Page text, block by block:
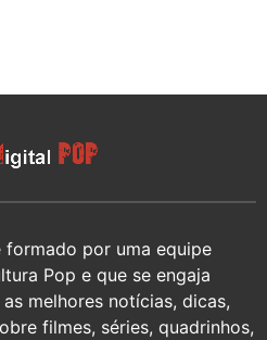
formado por uma equipe
Pop e que se engaja
melhores notícias, dicas,
filmes, séries, quadrinhos,